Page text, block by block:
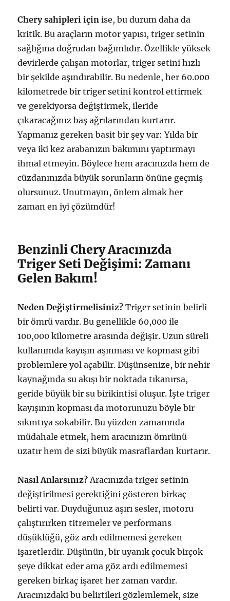
Chery sahipleri için ise, bu durum daha da
kritik. Bu araçların motor yapısı, triger setinin
sağlığına doğrudan bağımlıdır. Özellikle yüksek
devirlerde çalışan motorlar, triger setini hızlı
bir şekilde aşındırabilir. Bu nedenle, her 60.000
kilometrede bir triger setini kontrol ettirmek
ve gerekiyorsa değiştirmek, ileride
çıkaracağınız baş ağrılarından kurtarır.
Yapmanız gereken basit bir şey var: Yılda bir
veya iki kez arabanızın bakımını yaptırmayı
ihmal etmeyin. Böylece hem aracınızda hem de
cüzdanınızda büyük sorunların önüne geçmiş
olursunuz. Unutmayın, önlem almak her
zaman en iyi çözümdür!
Benzinli Chery Aracınızda
Triger Seti Değişimi: Zamanı
Gelen Bakım!
Neden Değiştirmelisiniz? Triger setinin belirli
bir ömrü vardır. Bu genellikle 60,000 ile
100,000 kilometre arasında değişir. Uzun süreli
kullanımda kayışın aşınması ve kopması gibi
problemlere yol açabilir. Düşünsenize, bir nehir
kaynağında su akışı bir noktada tıkanırsa,
geride büyük bir su birikintisi oluşur. İşte triger
kayışının kopması da motorunuzu böyle bir
sıkıntıya sokabilir. Bu yüzden zamanında
müdahale etmek, hem aracınızın ömrünü
uzatır hem de sizi büyük masraflardan kurtarır.
Nasıl Anlarsınız? Aracınızda triger setinin
değiştirilmesi gerektiğini gösteren birkaç
belirti var. Duyduğunuz aşırı sesler, motoru
çalıştırırken titremeler ve performans
düşüklüğü, göz ardı edilmemesi gereken
işaretlerdir. Düşünün, bir uyanık çocuk birçok
şeye dikkat eder ama göz ardı edilmemesi
gereken birkaç işaret her zaman vardır.
Aracınızdaki bu belirtileri gözlemlemek, size